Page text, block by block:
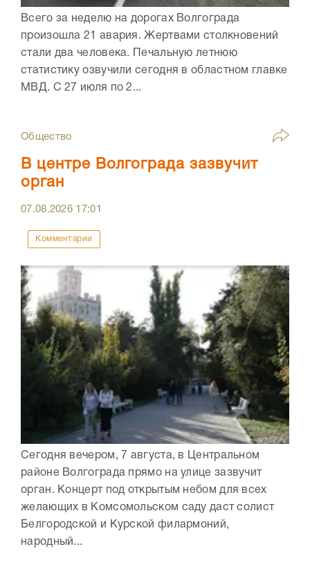
Всего за неделю на дорогах Волгограда
произошла 21 авария. Жертвами столкновений
стали два человека. Печальную летнюю
статистику озвучили сегодня в областном главке
МВД. С 27 июля по 2...
Общество
В центре Волгограда зазвучит
орган
07.08.2026 17:01
Комментарии
Сегодня вечером, 7 августа, в Центральном
районе Волгограда прямо на улице зазвучит
орган. Концерт под открытым небом для всех
желающих в Комсомольском саду даст солист
Белгородской и Курской филармоний,
народный...